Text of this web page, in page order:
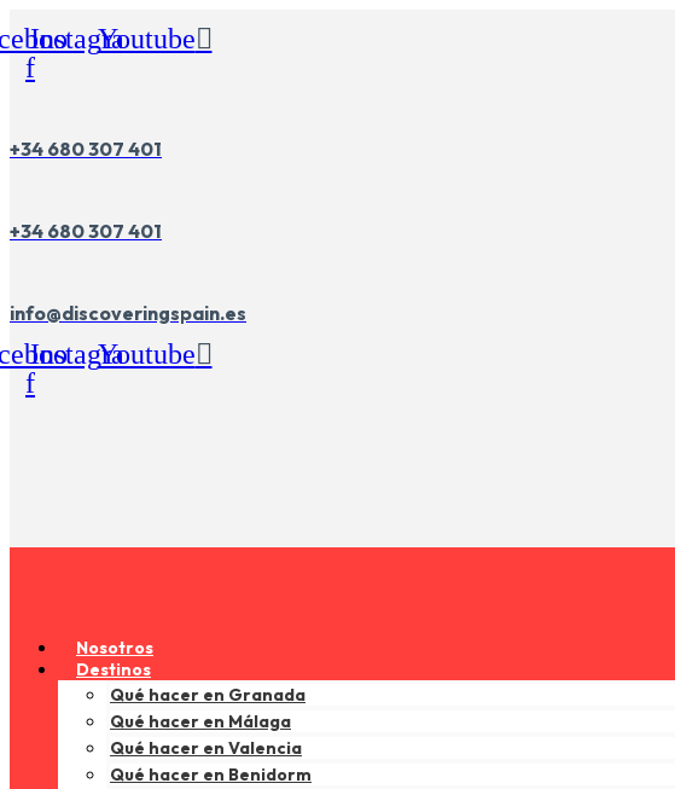
al
contenido
f
InstagramYoutube
+34 680 307 401
+34 680 307 401
info@discoveringspain.es
f
InstagramYoutube
Nosotros
Destinos
Qué hacer en Granada
Qué hacer en Málaga
Qué hacer en Valencia
Qué hacer en Benidorm